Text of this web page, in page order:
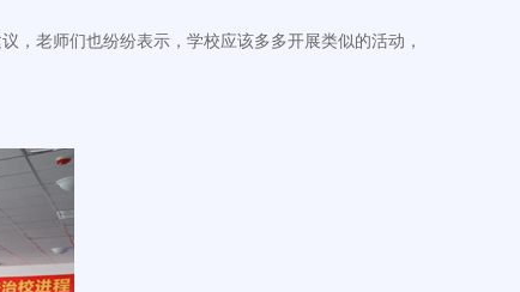
，老师们也纷纷表示，学校应该多多开展类似的活动，